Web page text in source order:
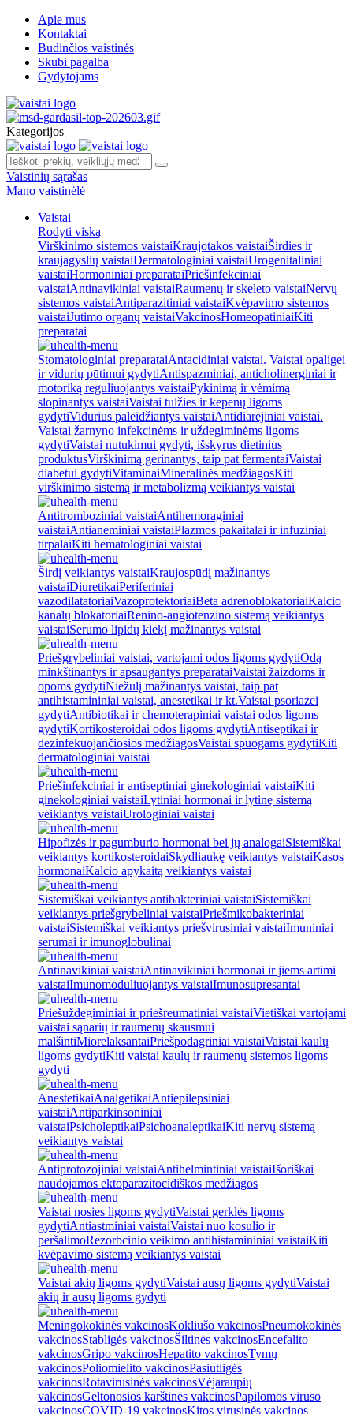
Apie mus
Kontaktai
Budinčios vaistinės
Skubi pagalba
Gydytojams
Kategorijos
Vaistinių sąrašas
Mano vaistinėlė
Vaistai
Rodyti viską
Virškinimo sistemos vaistaiKraujotakos vaistaiŠirdies ir
kraujagyslių vaistaiDermatologiniai vaistaiUrogenitaliniai
vaistaiHormoniniai preparataiPriešinfekciniai
vaistaiAntinavikiniai vaistaiRaumenų ir skeleto vaistaiNervų
sistemos vaistaiAntiparazitiniai vaistaiKvėpavimo sistemos
vaistaiJutimo organų vaistaiVakcinosHomeopatiniaiKiti
preparatai
Stomatologiniai preparataiAntacidiniai vaistai. Vaistai opaligei
ir vidurių pūtimui gydytiAntispazminiai, anticholinerginiai ir
motoriką reguliuojantys vaistaiPykinimą ir vėmimą
slopinantys vaistaiVaistai tulžies ir kepenų ligoms
gydytiVidurius paleidžiantys vaistaiAntidiarėjiniai vaistai.
Vaistai žarnyno infekcinėms ir uždegiminėms ligoms
gydytiVaistai nutukimui gydyti, išskyrus dietinius
produktusVirškinimą gerinantys, taip pat fermentaiVaistai
diabetui gydytiVitaminaiMineralinės medžiagosKiti
virškinimo sistemą ir metabolizmą veikiantys vaistai
Antitromboziniai vaistaiAntihemoraginiai
vaistaiAntianeminiai vaistaiPlazmos pakaitalai ir infuziniai
tirpalaiKiti hematologiniai vaistai
Širdį veikiantys vaistaiKraujospūdį mažinantys
vaistaiDiuretikaiPeriferiniai
vazodilatatoriaiVazoprotektoriaiBeta adrenoblokatoriaiKalcio
kanalų blokatoriaiRenino-angiotenzino sistemą veikiantys
vaistaiSerumo lipidų kiekį mažinantys vaistai
Priešgrybeliniai vaistai, vartojami odos ligoms gydytiOdą
minkštinantys ir apsaugantys preparataiVaistai žaizdoms ir
opoms gydytiNiežulį mažinantys vaistai, taip pat
antihistamininiai vaistai, anestetikai ir kt.Vaistai psoriazei
gydytiAntibiotikai ir chemoterapiniai vaistai odos ligoms
gydytiKortikosteroidai odos ligoms gydytiAntiseptikai ir
dezinfekuojančiosios medžiagosVaistai spuogams gydytiKiti
dermatologiniai vaistai
Priešinfekciniai ir antiseptiniai ginekologiniai vaistaiKiti
ginekologiniai vaistaiLytiniai hormonai ir lytinę sistemą
veikiantys vaistaiUrologiniai vaistai
Hipofizės ir pagumburio hormonai bei jų analogaiSistemiškai
veikiantys kortikosteroidaiSkydliaukę veikiantys vaistaiKasos
hormonaiKalcio apykaitą veikiantys vaistai
Sistemiškai veikiantys antibakteriniai vaistaiSistemiškai
veikiantys priešgrybeliniai vaistaiPriešmikobakteriniai
vaistaiSistemiškai veikiantys priešvirusiniai vaistaiImuniniai
serumai ir imunoglobulinai
Antinavikiniai vaistaiAntinavikiniai hormonai ir jiems artimi
vaistaiImunomoduliuojantys vaistaiImunosupresantai
Priešuždegiminiai ir priešreumatiniai vaistaiVietiškai vartojami
vaistai sąnarių ir raumenų skausmui
malšintiMiorelaksantaiPriešpodagriniai vaistaiVaistai kaulų
ligoms gydytiKiti vaistai kaulų ir raumenų sistemos ligoms
gydyti
AnestetikaiAnalgetikaiAntiepilepsiniai
vaistaiAntiparkinsoniniai
vaistaiPsicholeptikaiPsichoanaleptikaiKiti nervų sistemą
veikiantys vaistai
Antiprotozojiniai vaistaiAntihelmintiniai vaistaiIšoriškai
naudojamos ektoparazitocidiškos medžiagos
Vaistai nosies ligoms gydytiVaistai gerklės ligoms
gydytiAntiastminiai vaistaiVaistai nuo kosulio ir
peršalimoRezorbcinio veikimo antihistamininiai vaistaiKiti
kvėpavimo sistemą veikiantys vaistai
Vaistai akių ligoms gydytiVaistai ausų ligoms gydytiVaistai
akių ir ausų ligoms gydyti
Meningokokinės vakcinosKokliušo vakcinosPneumokokinės
vakcinosStabligės vakcinosŠiltinės vakcinosEncefalito
vakcinosGripo vakcinosHepatito vakcinosTymų
vakcinosPoliomielito vakcinosPasiutligės
vakcinosRotavirusinės vakcinosVėjaraupių
vakcinosGeltonosios karštinės vakcinosPapilomos viruso
vakcinosCOVID-19 vakcinosKitos virusinės vakcinos